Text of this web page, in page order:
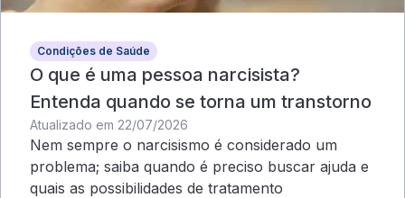
Condições de Saúde
O que é uma pessoa narcisista?
Entenda quando se torna um transtorno
Atualizado em 22/07/2026
Nem sempre o narcisismo é considerado um
problema; saiba quando é preciso buscar ajuda e
quais as possibilidades de tratamento